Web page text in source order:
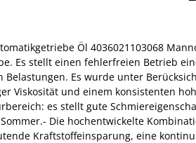
Öl 4036021103068
Es stellt einen fehlerfreien Betrieb
Es wurde unter
Viskosität und einem konsistenten
es stellt gute
Die hochentwickelte
Kraftstoffeinsparung, eine